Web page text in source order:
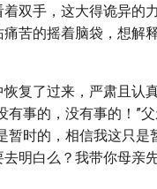
双手，这大得诡异的
苦的摇着脑袋，想解
复了过来，严肃且认
有事的，没有事的！”
暂时的，相信我这只是
明白么？我带你母亲